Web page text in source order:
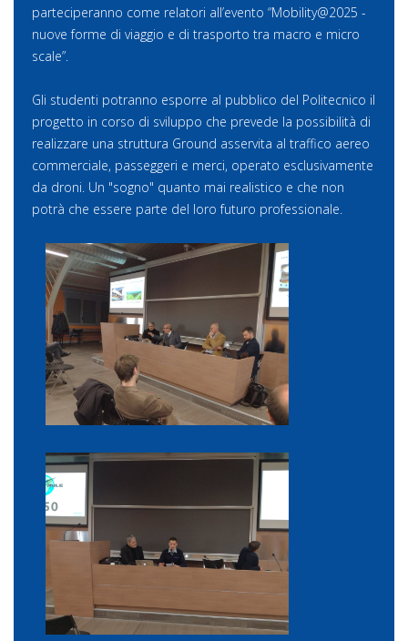
parteciperanno come relatori all’evento “Mobility@2025 -
nuove forme di viaggio e di trasporto tra macro e micro
scale”.
Gli studenti potranno esporre al pubblico del Politecnico il
progetto in corso di sviluppo che prevede la possibilità di
realizzare una struttura Ground asservita al traffico aereo
commerciale, passeggeri e merci, operato esclusivamente
da droni. Un "sogno" quanto mai realistico e che non
potrà che essere parte del loro futuro professionale.